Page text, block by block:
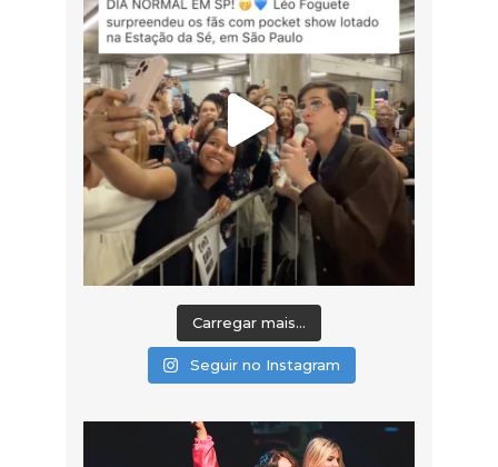
Carregar mais...
Seguir no Instagram